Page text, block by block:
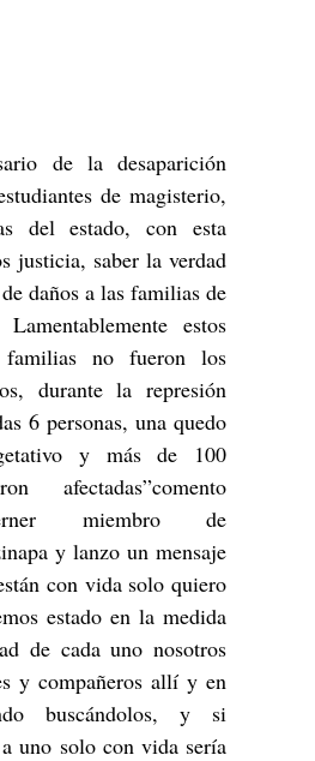
de la desaparición
de magisterio,
del estado, con esta
justicia, saber la verdad
daños a las familias de
estos
no fueron los
durante la represión
6 personas, una quedo
y más de 100
afectadas”comento
miembro de
y lanzo un mensaje
con vida solo quiero
estado en la medida
de cada uno nosotros
y compañeros allí y en
buscándolos, y si
uno solo con vida sería